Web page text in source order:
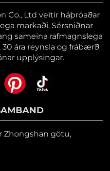
Co., Ltd veitir háþróaðar
markaði. Sérsniðnar
sameina rafmagnslega
ára reynsla og frábærð
upplýsingar.
Zhongshan götu,